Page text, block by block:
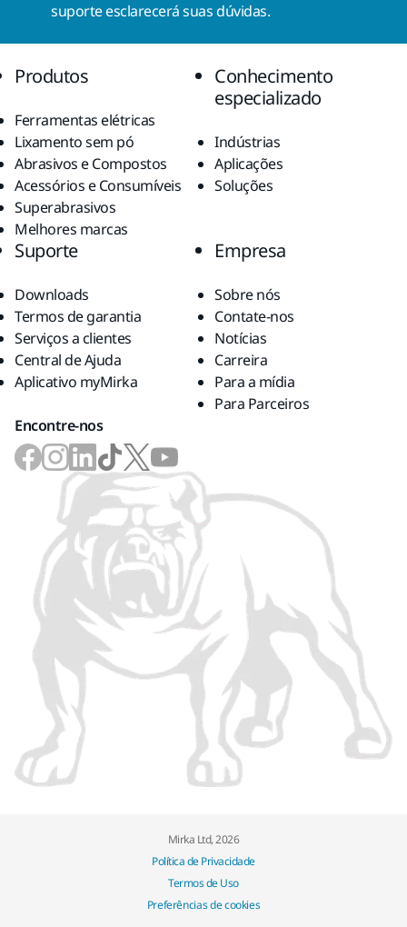
suporte esclarecerá suas dúvidas.
Produtos
Ferramentas elétricas
Lixamento sem pó
Abrasivos e Compostos
Acessórios e Consumíveis
Superabrasivos
Melhores marcas
Conhecimento
especializado
Indústrias
Aplicações
Soluções
Suporte
Downloads
Termos de garantia
Serviços a clientes
Central de Ajuda
Aplicativo myMirka
Empresa
Sobre nós
Contate-nos
Notícias
Carreira
Para a mídia
Para Parceiros
Encontre-nos
Mirka Ltd, 2026
Política de Privacidade
Termos de Uso
Preferências de cookies